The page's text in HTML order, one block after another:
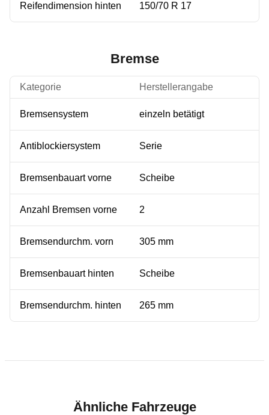
Reifendimension hinten 150/70 R 17
Bremse
Kategorie Herstellerangabe
Bremsensystem einzeln betätigt
Antiblockiersystem Serie
Bremsenbauart vorne Scheibe
Anzahl Bremsen vorne 2
Bremsendurchm. vorn 305 mm
Bremsenbauart hinten Scheibe
Bremsendurchm. hinten 265 mm
Ähnliche Fahrzeuge